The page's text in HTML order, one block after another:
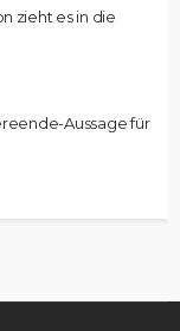
zieht es in die
Aussage für